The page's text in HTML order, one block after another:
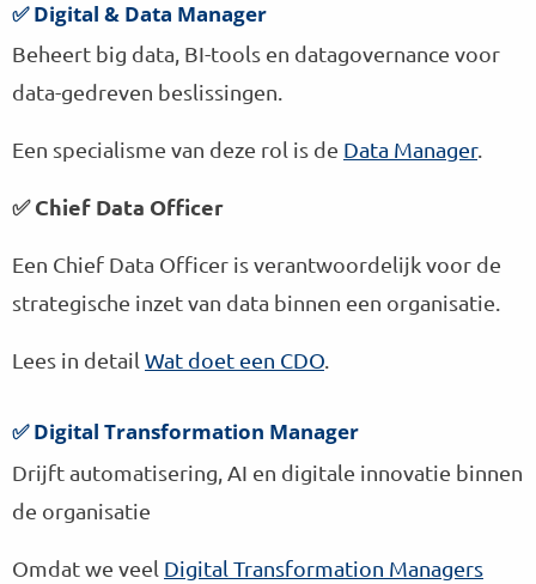
✅ Digital & Data Manager
Beheert big data, BI-tools en datagovernance voor
data-gedreven beslissingen.
Een specialisme van deze rol is de Data Manager.
✅ Chief Data Officer
Een Chief Data Officer is verantwoordelijk voor de
strategische inzet van data binnen een organisatie.
Lees in detail Wat doet een CDO.
✅ Digital Transformation Manager
Drijft automatisering, AI en digitale innovatie binnen
de organisatie
Omdat we veel Digital Transformation Managers